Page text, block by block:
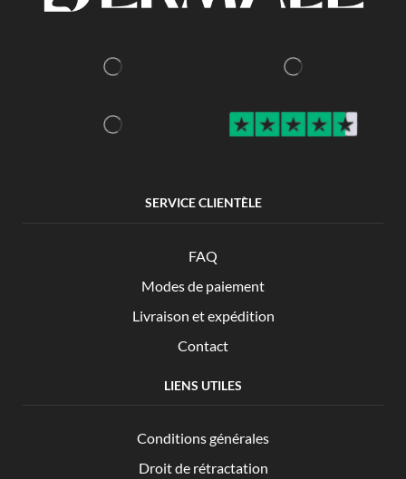
SERVICE CLIENTÈLE
FAQ
Modes de paiement
Livraison et expédition
Contact
LIENS UTILES
Conditions générales
Droit de rétractation